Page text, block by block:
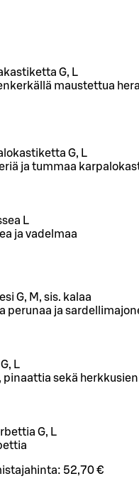
G, L
maustettua
G, L
ja tummaa
L
ja vadelmaa
G, M, sis. kalaa
perunaa ja
L
sekä
G, L
52,70 €